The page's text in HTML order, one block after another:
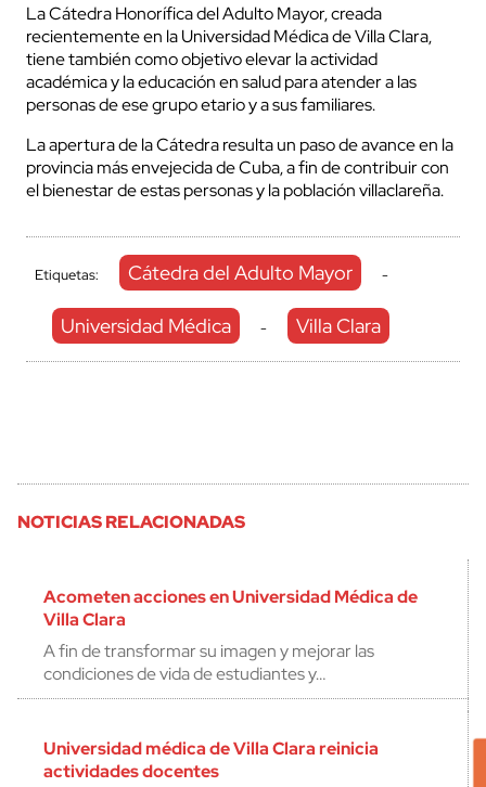
La Cátedra Honorífica del Adulto Mayor, creada
recientemente en la Universidad Médica de Villa Clara,
tiene también como objetivo elevar la actividad
académica y la educación en salud para atender a las
personas de ese grupo etario y a sus familiares.
La apertura de la Cátedra resulta un paso de avance en la
provincia más envejecida de Cuba, a fin de contribuir con
el bienestar de estas personas y la población villaclareña.
Etiquetas: Cátedra del Adulto Mayor -
Universidad Médica - Villa Clara
NOTICIAS RELACIONADAS
Acometen acciones en Universidad Médica de
Villa Clara
A fin de transformar su imagen y mejorar las
condiciones de vida de estudiantes y…
Universidad médica de Villa Clara reinicia
actividades docentes